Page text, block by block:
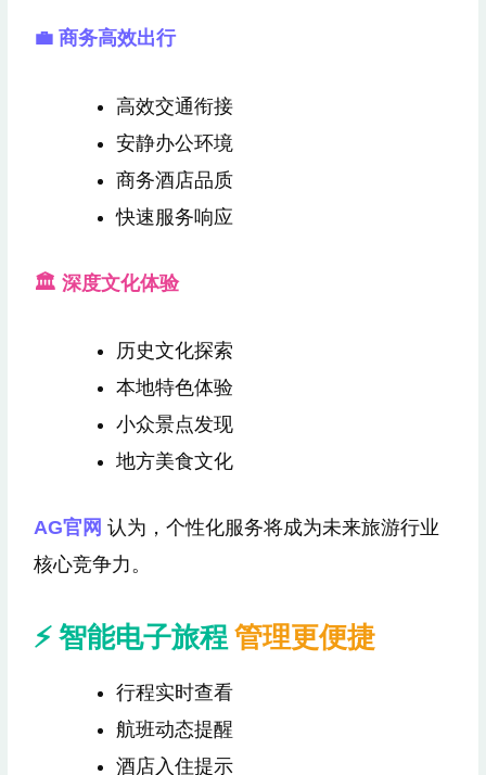
💼 商务高效出行
高效交通衔接
安静办公环境
商务酒店品质
快速服务响应
🏛 深度文化体验
历史文化探索
本地特色体验
小众景点发现
地方美食文化
AG官网认为，个性化服务将成为未来旅游行业
核心竞争力。
⚡ 智能电子旅程管理更便捷
行程实时查看
航班动态提醒
酒店入住提示